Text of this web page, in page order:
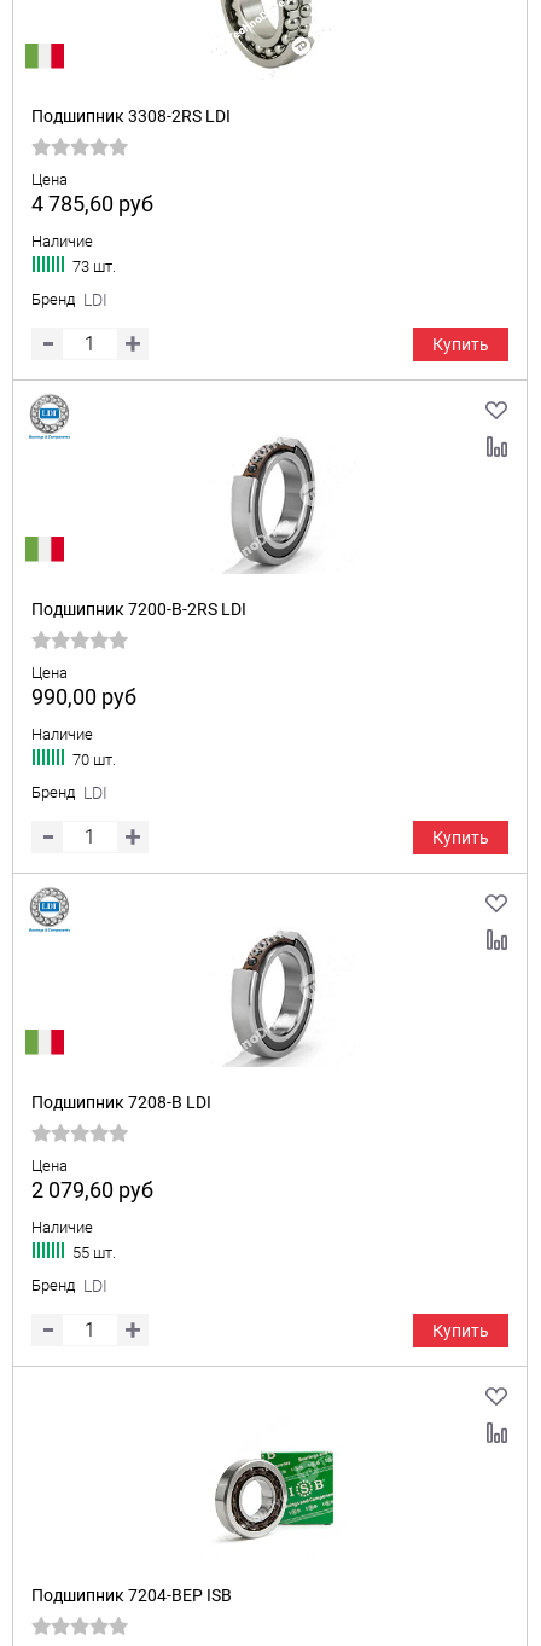
Подшипник 3308-2RS LDI
Цена
4 785,60 руб
Наличие
73 шт.
Бренд LDI
Купить
Подшипник 7200-B-2RS LDI
Цена
990,00 руб
Наличие
70 шт.
Бренд LDI
Купить
Подшипник 7208-B LDI
Цена
2 079,60 руб
Наличие
55 шт.
Бренд LDI
Купить
Подшипник 7204-BEP ISB